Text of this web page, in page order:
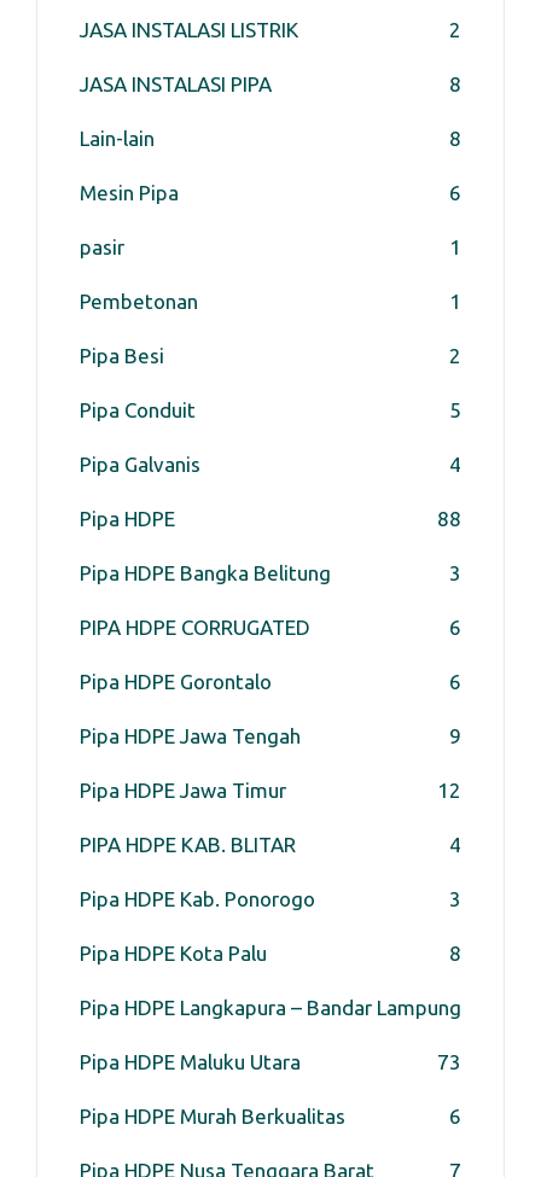
JASA INSTALASI LISTRIK 2
JASA INSTALASI PIPA 8
Lain-lain 8
Mesin Pipa 6
pasir 1
Pembetonan 1
Pipa Besi 2
Pipa Conduit 5
Pipa Galvanis 4
Pipa HDPE 88
Pipa HDPE Bangka Belitung 3
PIPA HDPE CORRUGATED 6
Pipa HDPE Gorontalo 6
Pipa HDPE Jawa Tengah 9
Pipa HDPE Jawa Timur 12
PIPA HDPE KAB. BLITAR 4
Pipa HDPE Kab. Ponorogo 3
Pipa HDPE Kota Palu 8
Pipa HDPE Langkapura – Bandar Lampung
3
Pipa HDPE Maluku Utara 7
Pipa HDPE Murah Berkualitas 6
Pipa HDPE Nusa Tenggara Barat 7